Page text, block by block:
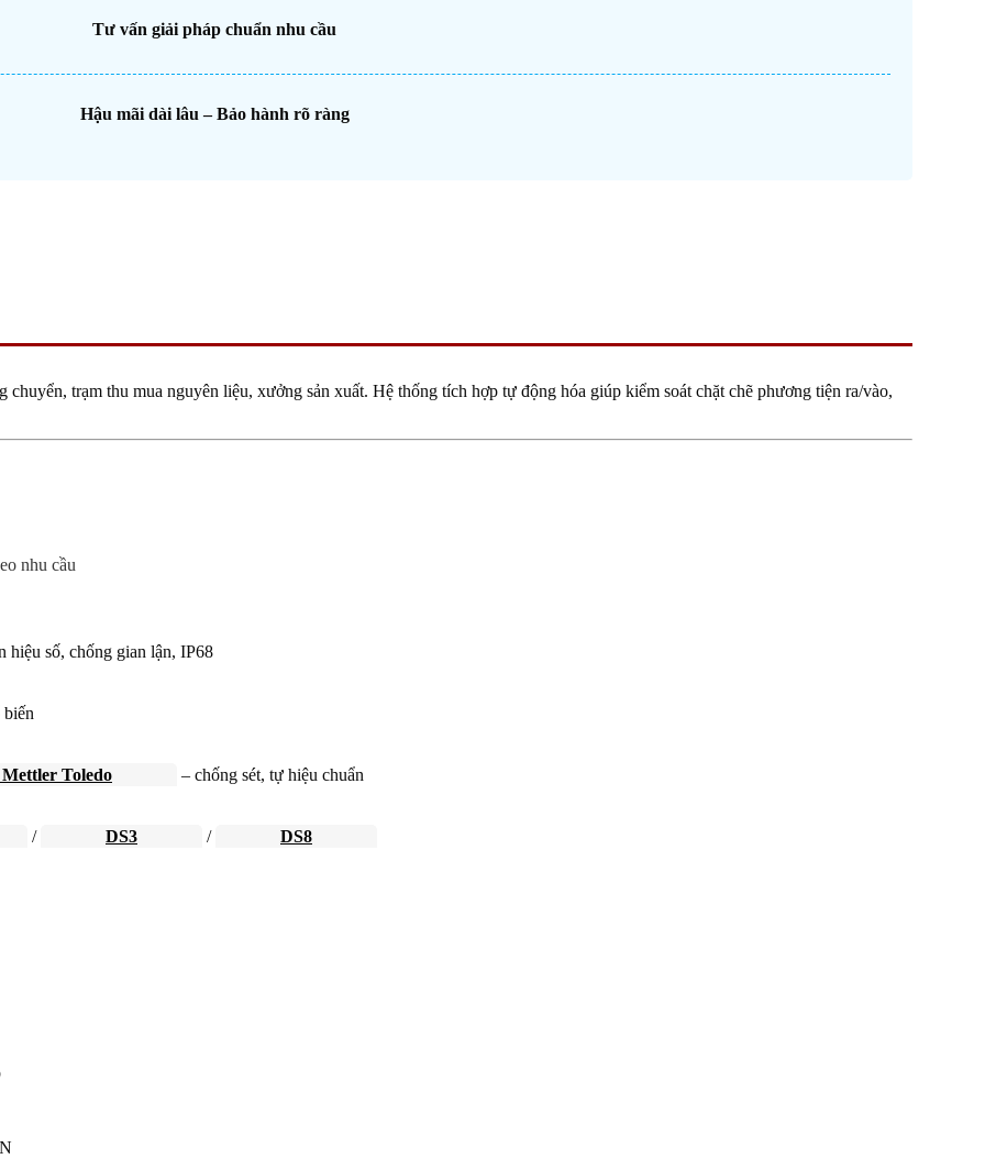
Tư vấn giải pháp chuẩn nhu cầu
Hậu mãi dài lâu – Bảo hành rõ ràng
chuyển, trạm thu mua nguyên liệu, xưởng sản xuất. Hệ thống tích hợp tự động hóa giúp kiểm soát chặt chẽ phương tiện ra/vào,
nhu cầu
hiệu số, chống gian lận, IP68
biến
Toledo – chống sét, tự hiệu chuẩn
/ DS3 / DS8